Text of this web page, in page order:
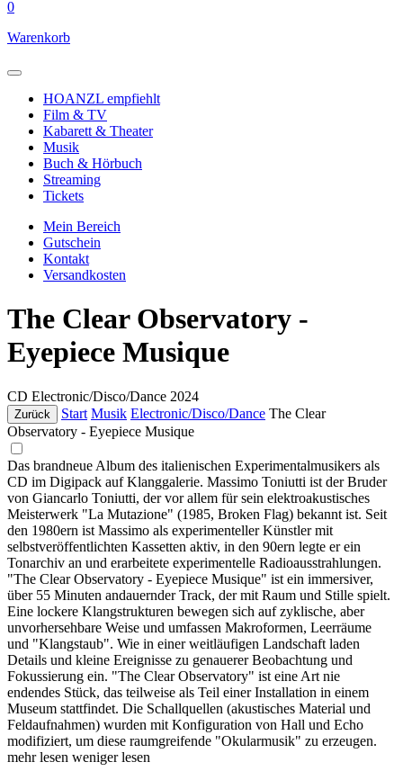
0
Warenkorb
HOANZL empfiehlt
Film & TV
Kabarett & Theater
Musik
Buch & Hörbuch
Streaming
Tickets
Mein Bereich
Gutschein
Kontakt
Versandkosten
The Clear Observatory -
Eyepiece Musique
CD Electronic/Disco/Dance 2024
Zurück Start Musik Electronic/Disco/Dance The Clear
Observatory - Eyepiece Musique
Das brandneue Album des italienischen Experimentalmusikers als
CD im Digipack auf Klanggalerie. Massimo Toniutti ist der Bruder
von Giancarlo Toniutti, der vor allem für sein elektroakustisches
Meisterwerk "La Mutazione" (1985, Broken Flag) bekannt ist. Seit
den 1980ern ist Massimo als experimenteller Künstler mit
selbstveröffentlichten Kassetten aktiv, in den 90ern legte er ein
Tonarchiv an und erarbeitete experimentelle Radioausstrahlungen.
"The Clear Observatory - Eyepiece Musique" ist ein immersiver,
über 55 Minuten andauernder Track, der mit Raum und Stille spielt.
Eine lockere Klangstrukturen bewegen sich auf zyklische, aber
unvorhersehbare Weise und umfassen Makroformen, Leerräume
und "Klangstaub". Wie in einer weitläufigen Landschaft laden
Details und kleine Ereignisse zu genauerer Beobachtung und
Fokussierung ein. "The Clear Observatory" ist eine Art nie
endendes Stück, das teilweise als Teil einer Installation in einem
Museum stattfindet. Die Schallquellen (akustisches Material und
Feldaufnahmen) wurden mit Konfiguration von Hall und Echo
modifiziert, um diese raumgreifende "Okularmusik" zu erzeugen.
mehr lesen weniger lesen